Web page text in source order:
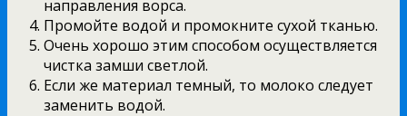
направления ворса.
Промойте водой и промокните сухой тканью.
Очень хорошо этим способом осуществляется
чистка замши светлой.
Если же материал темный, то молоко следует
заменить водой.